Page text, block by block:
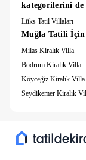
kategorilerini de
Lüks Tatil Villaları
Muğla Tatili İçin
Milas Kiralık Villa |
Bodrum Kiralık Villa
Köyceğiz Kiralık Villa
Seydikemer Kiralık